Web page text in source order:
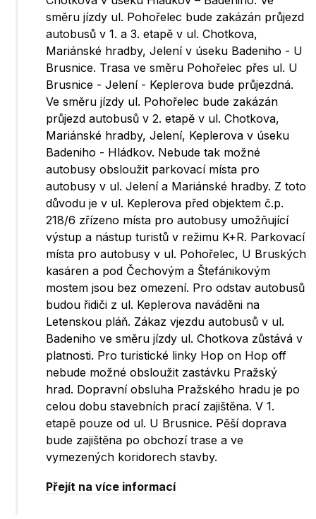
směru jízdy ul. Pohořelec bude zakázán průjezd
autobusů v 1. a 3. etapě v ul. Chotkova,
Mariánské hradby, Jelení v úseku Badeniho - U
Brusnice. Trasa ve směru Pohořelec přes ul. U
Brusnice - Jelení - Keplerova bude průjezdná.
Ve směru jízdy ul. Pohořelec bude zakázán
průjezd autobusů v 2. etapě v ul. Chotkova,
Mariánské hradby, Jelení, Keplerova v úseku
Badeniho - Hládkov. Nebude tak možné
autobusy obsloužit parkovací místa pro
autobusy v ul. Jelení a Mariánské hradby. Z toto
důvodu je v ul. Keplerova před objektem č.p.
218/6 zřízeno místa pro autobusy umožňující
výstup a nástup turistů v režimu K+R. Parkovací
místa pro autobusy v ul. Pohořelec, U Bruských
kasáren a pod Čechovým a Štefánikovým
mostem jsou bez omezení. Pro odstav autobusů
budou řidiči z ul. Keplerova naváděni na
Letenskou pláň. Zákaz vjezdu autobusů v ul.
Badeniho ve směru jízdy ul. Chotkova zůstává v
platnosti. Pro turistické linky Hop on Hop off
nebude možné obsloužit zastávku Pražský
hrad. Dopravní obsluha Pražského hradu je po
celou dobu stavebních prací zajištěna. V 1.
etapě pouze od ul. U Brusnice. Pěší doprava
bude zajištěna po obchozí trase a ve
vymezených koridorech stavby.
Přejít na více informací